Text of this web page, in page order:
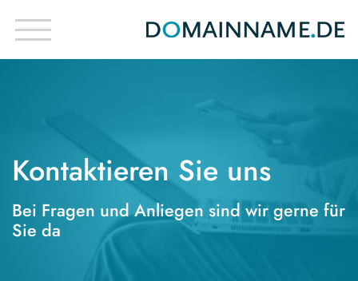
Kontaktieren Sie uns
Bei Fragen und Anliegen sind wir gerne für
Sie da